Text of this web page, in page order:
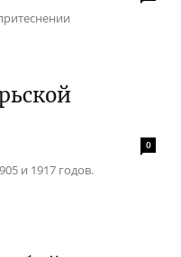
0
и 1917 годов.